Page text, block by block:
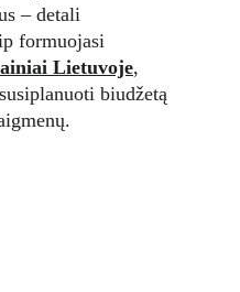
– detali
formuojasi
Lietuvoje,
biudžetą